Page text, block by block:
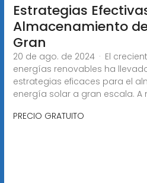
Estrategias
Almacenamiento
Gran
20 de ago. de 2024 · El
energías renovables ha
estrategias eficaces para el
energía solar a gran escala. A
PRECIO GRATUITO